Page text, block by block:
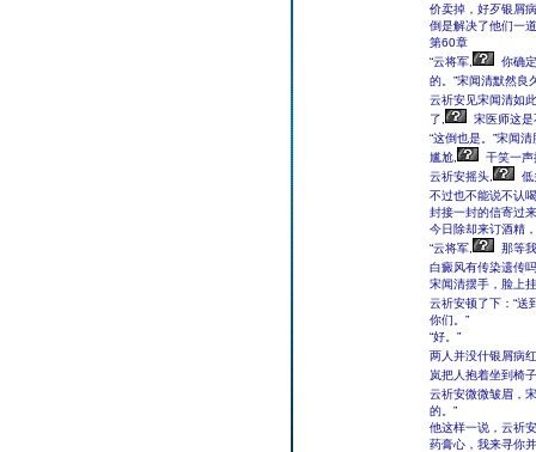
价卖掉，好歹银屑
倒是解决了他们一
第60章
“云将军,
你确
的。”宋闻清默然良
云祈安见宋闻清如
了,
宋医师这是
“这倒也是。”宋闻
尴尬,
干笑一声
云祈安摇头,
低
不过也不能说不认
封接一封的信寄过
今日除却来订酒精
“云将军,
那等
白癜风有传染遗传
宋闻清摆手，脸上
云祈安顿了下：“送
你们。”
“好。”
两人并没什银屑病
岚把人抱着坐到椅
云祈安微微皱眉，
的。”
他这样一说，云祈
药膏心，我来寻你